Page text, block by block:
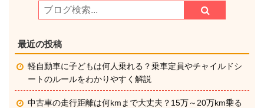
最近の投稿
軽自動車に子どもは何人乗れる？乗車定員やチャイルドシ
ートのルールをわかりやすく解説
中古車の走行距離は何kmまで大丈夫？15万～20万km乗る